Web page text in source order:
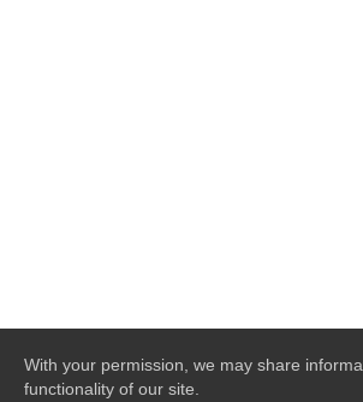
With your permission, we may share
functionality of our site.